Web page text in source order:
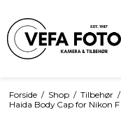
Forside / Shop / Tilbehør /
Haida Body Cap for Nikon F